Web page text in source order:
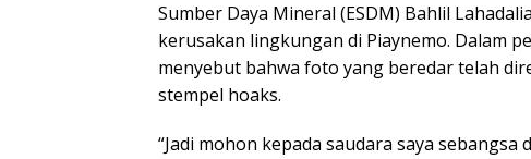
Sumber Daya Mineral (ESDM) Bahlil
kerusakan lingkungan di Piaynemo. Dalam
menyebut bahwa foto yang beredar telah
stempel hoaks.
“Jadi mohon kepada saudara saya sebangsa